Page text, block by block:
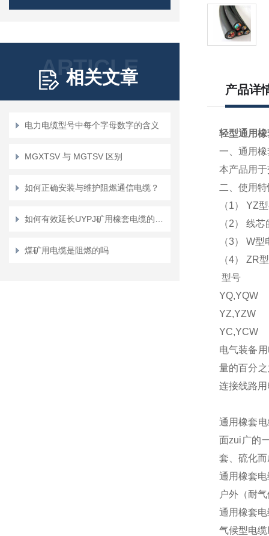
ARTICLE
相关文章
电力电缆型号中每个字母数字的含义
MGXTSV 与 MGTSV 区别
如何正确安装与维护阻燃通信电缆？
煤矿用电缆是阻燃的吗
产品详
轻型通用
一、通用
本产品用
二、使用特
（1） YZ
（2） 线
（3） W
（4） ZR
型
YZ,YZW
YC,YCW
电气装备
量的百分
连接线路
通用橡套
面zui广的
套、硫化而
通用橡套
户外（耐
通用橡套
气候型电